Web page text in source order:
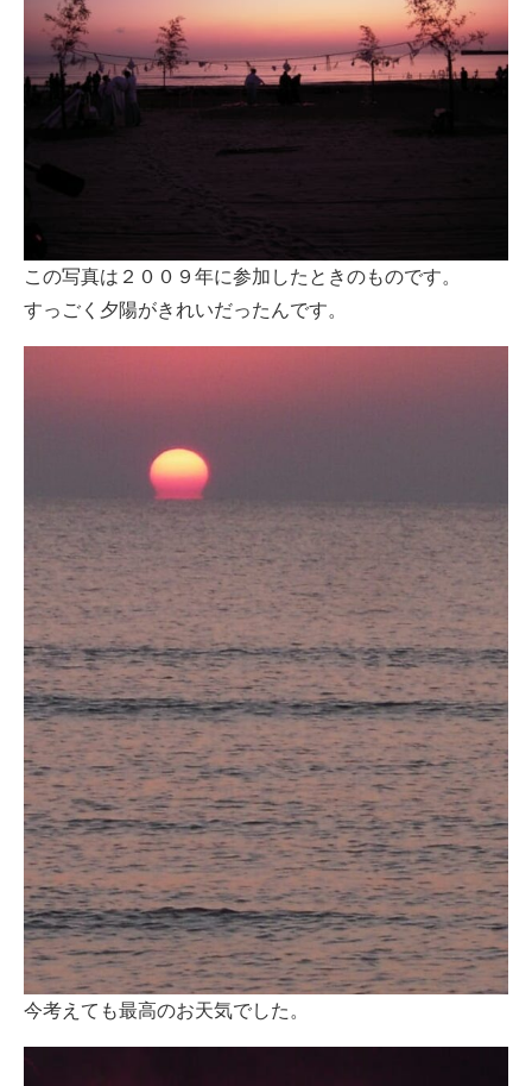
この写真は２００９年に参加したときのものです。
すっごく夕陽がきれいだったんです。
今考えても最高のお天気でした。